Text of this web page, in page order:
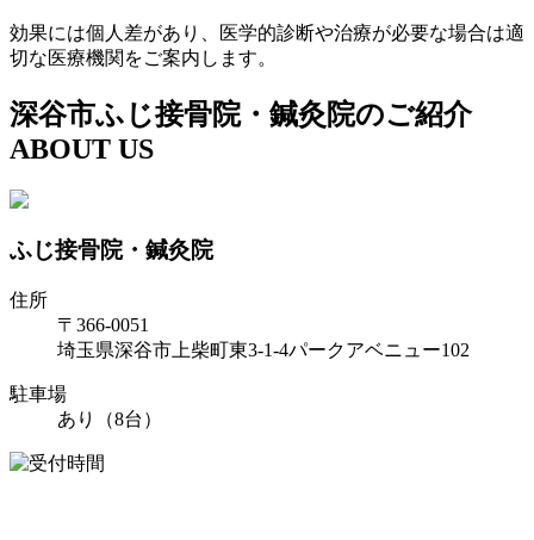
効果には個人差があり、医学的診断や治療が必要な場合は適
切な医療機関をご案内します。
深谷市ふじ接骨院・鍼灸院のご紹介
ABOUT US
ふじ接骨院・鍼灸院
住所
〒366-0051
埼玉県深谷市上柴町東3-1-4パークアベニュー102
駐車場
あり（8台）